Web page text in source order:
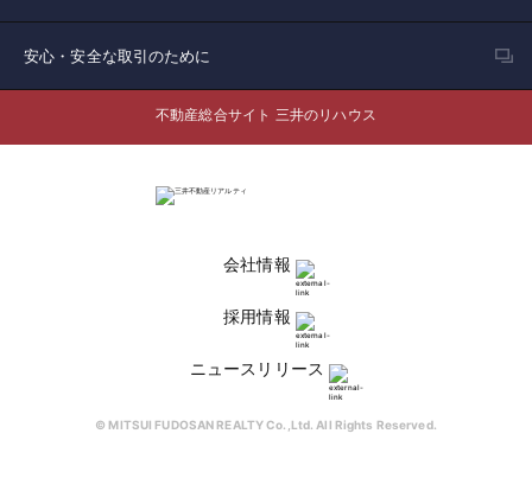
安心・安全な取引のために
不動産総合サイト 三井のリハウス
会社情報
採用情報
ニュースリリース
© MITSUI FUDOSAN REALTY Co.,Ltd. All Rights Reserved.